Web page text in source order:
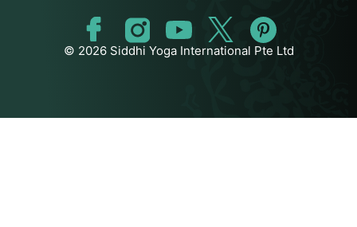
© 2026 Siddhi Yoga International Pte Ltd